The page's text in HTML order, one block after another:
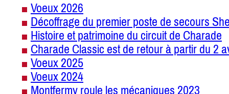
Voeux 2026
Décoffrage du premier poste de secours
Histoire et patrimoine du circuit de Charade
Charade Classic est de retour à partir du 2
Voeux 2025
Voeux 2024
Montfermy roule les mécaniques 2023